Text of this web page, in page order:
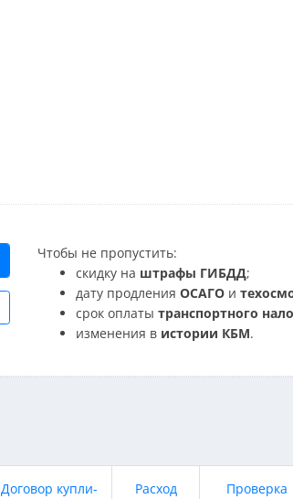
Чтобы не пропустить:
скидку на штрафы ГИБДД;
дату продления ОСАГО и
срок оплаты транспортного
изменения в истории КБМ.
Договор купли-
Расход
Проверка